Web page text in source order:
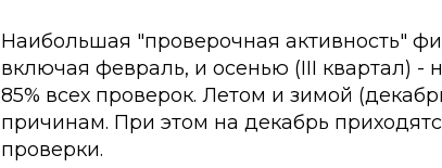
Наибольшая "проверочная активность"
включая февраль, и осенью (III квартал) -
85% всех проверок. Летом и зимой
причинам. При этом на декабрь
проверки.